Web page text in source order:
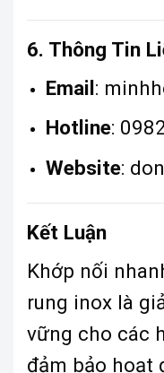
6. Thông Tin
Email:
Hotline:
Website:
Kết Luận
Khớp nối
rung inox là
vững cho các
đảm bảo hoạt